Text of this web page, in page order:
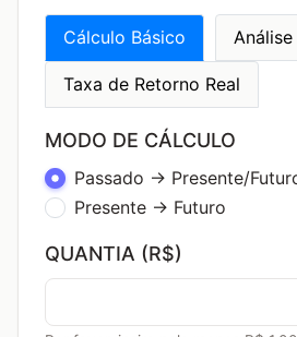
Cálculo Básico
Taxa de Retorno Real
MODO DE CÁLCULO
Passado → Presente/
Presente → Futuro
QUANTIA (R$)